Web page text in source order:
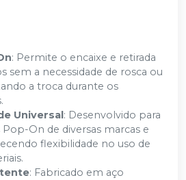
: Permite o encaixe e retirada
sem a necessidade de rosca ou
a troca durante os
Universal: Desenvolvido para
On de diversas marcas e
flexibilidade no uso de
: Fabricado em aço